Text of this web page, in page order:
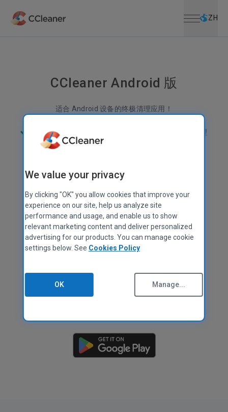
ZH
CCleaner Android 版
适合 Android 设备的终极清理应用！
垃圾更少 出色的文件管理
We value your privacy
By clicking "OK" you allow cookies that improve your
experience on our site, help us analyze site
performance and usage, and enable us to show
relevant marketing content and deliver personalized
advertising for our products. You can manage cookie
settings below. See Cookies Policy
OK Manage...